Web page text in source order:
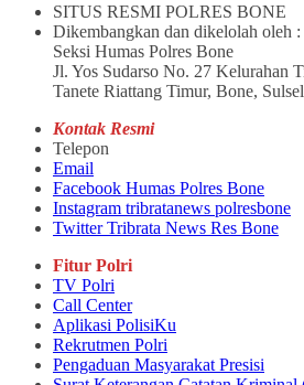
SITUS RESMI POLRES BONE
Dikembangkan dan dikelolah oleh :
Seksi Humas Polres Bone
Jl. Yos Sudarso No. 27 Kelurahan
Tanete Riattang Timur, Bone,
Kontak Resmi
Telepon
Email
Facebook Humas Polres Bone
Instagram tribratanews polresbone
Twitter Tribrata News Res Bone
Fitur Polri
TV Polri
Call Center
Aplikasi PolisiKu
Rekrutmen Polri
Pengaduan Masyarakat Presisi